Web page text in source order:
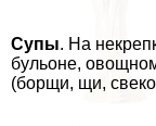
Супы. На
бульоне,
(борщи, щи,